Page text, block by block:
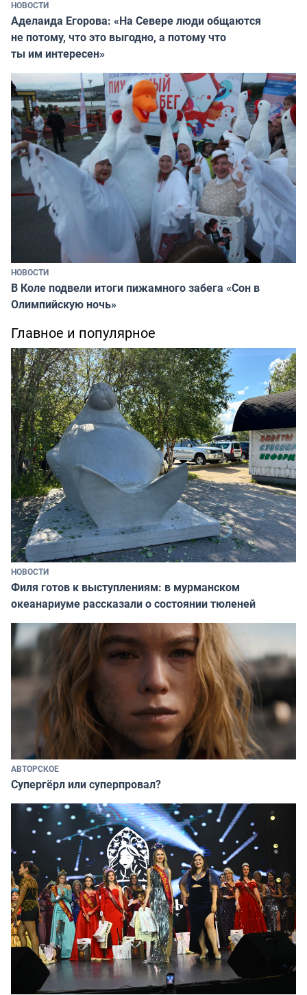
НОВОСТИ
Аделаида Егорова: «На Севере люди общаются
не потому, что это выгодно, а потому что
ты им интересен»
НОВОСТИ
В Коле подвели итоги пижамного забега «Сон в
Олимпийскую ночь»
Главное и популярное
НОВОСТИ
Филя готов к выступлениям: в мурманском
океанариуме рассказали о состоянии тюленей
АВТОРСКОЕ
Супергёрл или суперпровал?